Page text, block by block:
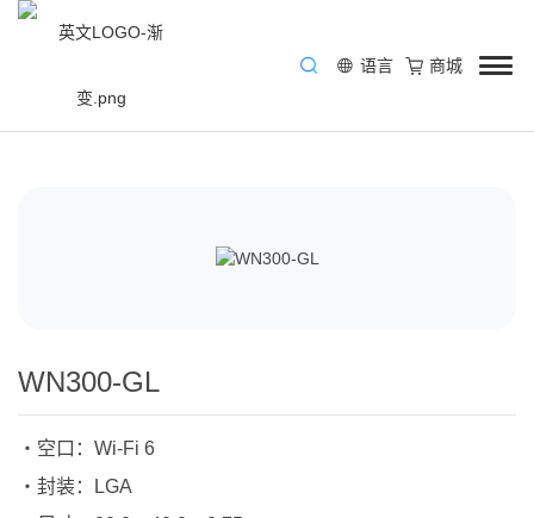
语言
商城
产品与方案
WN300-GL
・空口：Wi-Fi 6
・封装：LGA